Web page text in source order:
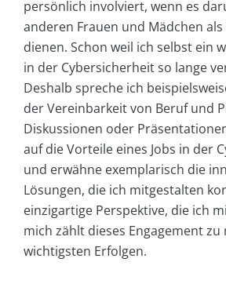
persönlich involviert, wenn es
anderen Frauen und Mädchen
dienen. Schon weil ich selbst ein
in der Cybersicherheit so lange
Deshalb spreche ich
der Vereinbarkeit von Beruf und
Diskussionen oder
auf die Vorteile eines Jobs in der
und erwähne exemplarisch die
Lösungen, die ich mitgestalten
einzigartige Perspektive, die ich
mich zählt dieses Engagement zu
wichtigsten Erfolgen.